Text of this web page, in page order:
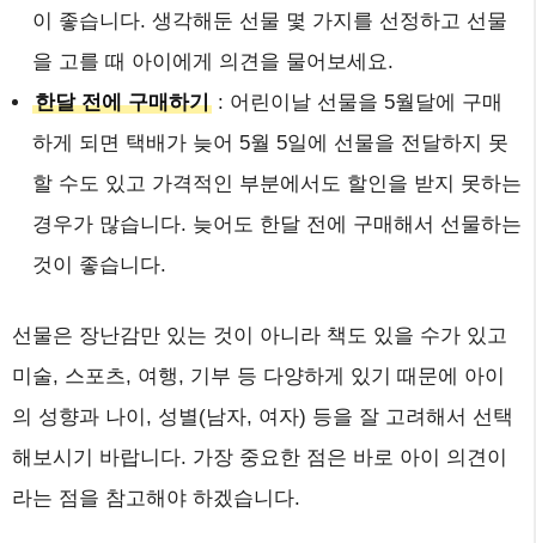
이 좋습니다. 생각해둔 선물 몇 가지를 선정하고 선물
을 고를 때 아이에게 의견을 물어보세요.
한달 전에 구매하기 : 어린이날 선물을 5월달에 구매
하게 되면 택배가 늦어 5월 5일에 선물을 전달하지 못
할 수도 있고 가격적인 부분에서도 할인을 받지 못하는
경우가 많습니다. 늦어도 한달 전에 구매해서 선물하는
것이 좋습니다.
선물은 장난감만 있는 것이 아니라 책도 있을 수가 있고
미술, 스포츠, 여행, 기부 등 다양하게 있기 때문에 아이
의 성향과 나이, 성별(남자, 여자) 등을 잘 고려해서 선택
해보시기 바랍니다. 가장 중요한 점은 바로 아이 의견이
라는 점을 참고해야 하겠습니다.